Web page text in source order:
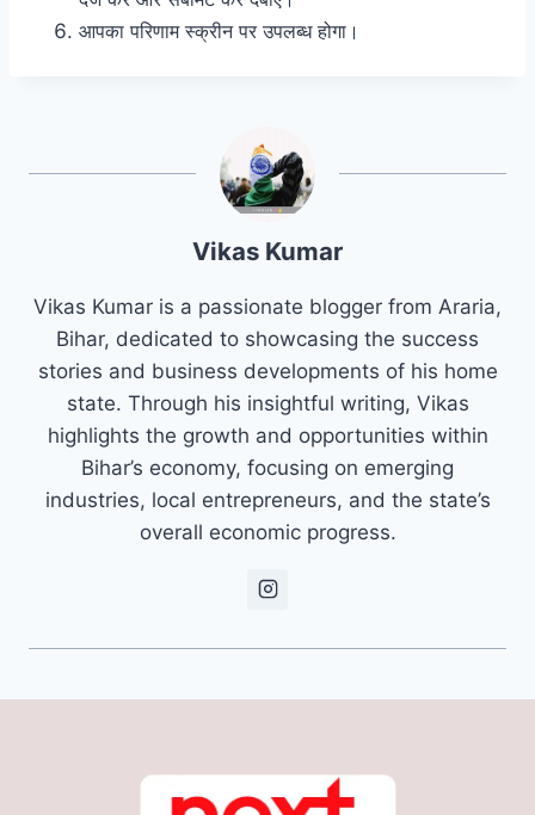
आपका परिणाम स्क्रीन पर उपलब्ध होगा।
Vikas Kumar
Vikas Kumar is a passionate blogger from Araria,
Bihar, dedicated to showcasing the success
stories and business developments of his home
state. Through his insightful writing, Vikas
highlights the growth and opportunities within
Bihar’s economy, focusing on emerging
industries, local entrepreneurs, and the state’s
overall economic progress.